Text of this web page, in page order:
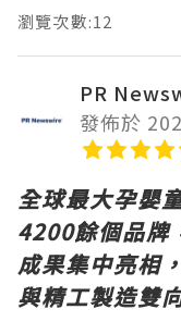
瀏覽次數:12
PR
發佈於
全球最大孕嬰
4200餘個品牌
成果集中亮相
與精工製造雙